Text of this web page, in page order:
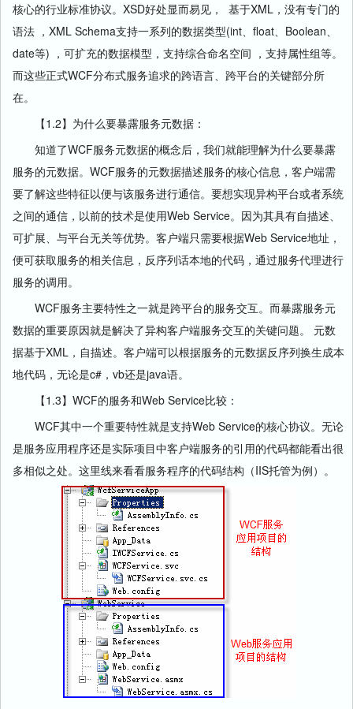
核心的行业标准协议。XSD好处显而易见， 基于XML，没有专门的
语法 ，XML Schema支持一系列的数据类型(int、float、Boolean、
date等) ，可扩充的数据模型，支持综合命名空间 ，支持属性组等。
而这些正式WCF分布式服务追求的跨语言、跨平台的关键部分所
在。
【1.2】为什么要暴露服务元数据：
知道了WCF服务元数据的概念后，我们就能理解为什么要暴露
服务的元数据。WCF服务的元数据描述服务的核心信息，客户端需
要了解这些特征以便与该服务进行通信。要想实现异构平台或者系统
之间的通信，以前的技术是使用Web Service。因为其具有自描述、
可扩展、与平台无关等优势。客户端只需要根据Web Service地址，
便可获取服务的相关信息，反序列话本地的代码，通过服务代理进行
服务的调用。
WCF服务主要特性之一就是跨平台的服务交互。而暴露服务元
数据的重要原因就是解决了异构客户端服务交互的关键问题。 元数
据基于XML，自描述。客户端可以根据服务的元数据反序列换生成本
地代码，无论是c#，vb还是java语。
【1.3】WCF的服务和Web Service比较：
WCF其中一个重要特性就是支持Web Service的核心协议。无论
是服务应用程序还是实际项目中客户端服务的引用的代码都能看出很
多相似之处。这里线来看看服务程序的代码结构（IIS托管为例）。